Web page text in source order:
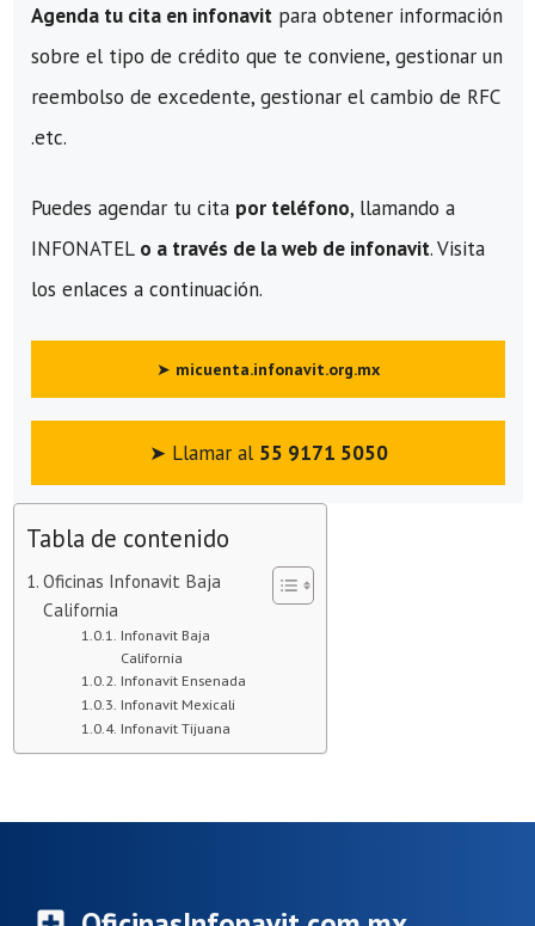
Agenda tu cita en infonavit para obtener información
sobre el tipo de crédito que te conviene, gestionar un
reembolso de excedente, gestionar el cambio de RFC
.etc.
Puedes agendar tu cita por teléfono, llamando a
INFONATEL o a través de la web de infonavit. Visita
los enlaces a continuación.
➤ micuenta.infonavit.org.mx
➤ Llamar al 55 9171 5050
Tabla de contenido
Oficinas Infonavit Baja
California
Infonavit Baja
California
Infonavit Ensenada
Infonavit Mexicali
Infonavit Tijuana